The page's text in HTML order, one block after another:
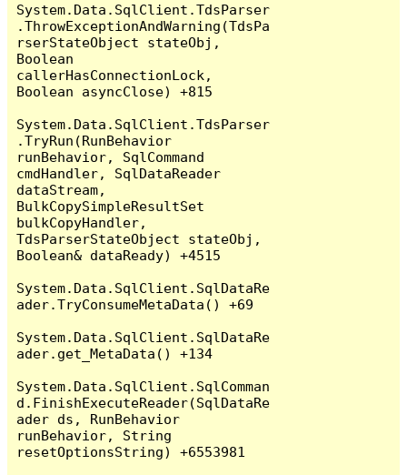
System.Data.SqlClient.TdsParser
.ThrowExceptionAndWarning(TdsPa
rserStateObject stateObj,
Boolean
callerHasConnectionLock,
Boolean asyncClose) +815
System.Data.SqlClient.TdsParser
.TryRun(RunBehavior
runBehavior, SqlCommand
cmdHandler, SqlDataReader
dataStream,
BulkCopySimpleResultSet
bulkCopyHandler,
TdsParserStateObject stateObj,
Boolean& dataReady) +4515
System.Data.SqlClient.SqlDataRe
ader.TryConsumeMetaData() +69
System.Data.SqlClient.SqlDataRe
ader.get_MetaData() +134
System.Data.SqlClient.SqlComman
d.FinishExecuteReader(SqlDataRe
ader ds, RunBehavior
runBehavior, String
resetOptionsString) +6553981